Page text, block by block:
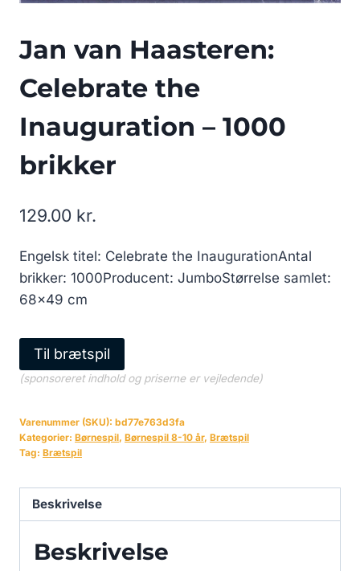
Jan van Haasteren:
Celebrate the
Inauguration – 1000
brikker
129.00 kr.
Engelsk titel: Celebrate the InaugurationAntal
brikker: 1000Producent: JumboStørrelse samlet:
68×49 cm
Til brætspil
(sponsoreret indhold og priserne er vejledende)
Varenummer (SKU): bd77e763d3fa
Kategorier: Børnespil, Børnespil 8-10 år, Brætspil
Tag: Brætspil
Beskrivelse
Beskrivelse